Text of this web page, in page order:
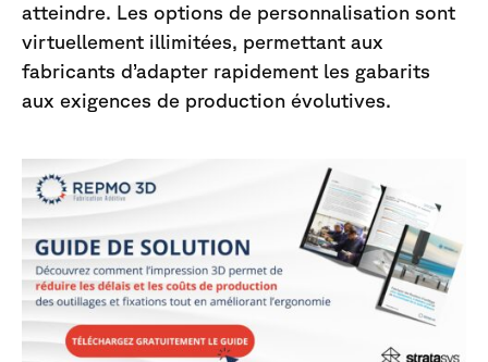
atteindre. Les options de personnalisation sont
virtuellement illimitées, permettant aux
fabricants d’adapter rapidement les gabarits
aux exigences de production évolutives.